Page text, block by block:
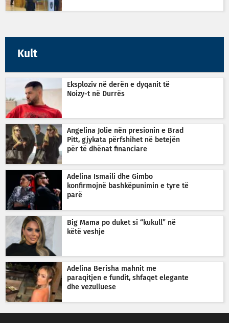
Kult
Eksploziv në derën e dyqanit të
Noizy-t në Durrës
Angelina Jolie nën presionin e Brad
Pitt, gjykata përfshihet në betejën
për të dhënat financiare
Adelina Ismaili dhe Gimbo
konfirmojnë bashkëpunimin e tyre të
parë
Big Mama po duket si “kukull” në
këtë veshje
Adelina Berisha mahnit me
paraqitjen e fundit, shfaqet elegante
dhe vezulluese